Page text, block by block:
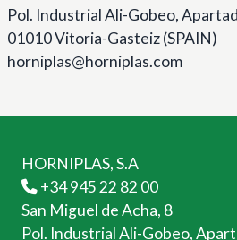
Pol. Industrial Ali-Gobeo,
01010 Vitoria-Gasteiz (SPAIN)
horniplas@horniplas.com
HORNIPLAS, S.A
+34 945 22 82 00
San Miguel de Acha, 8
Pol. Industrial Ali-Gobeo,